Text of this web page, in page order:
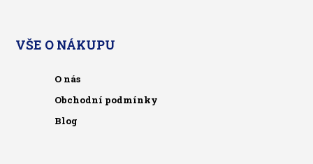
VŠE O NÁKUPU
O nás
Obchodní podmínky
Blog